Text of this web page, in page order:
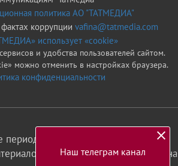
политика АО "ТАТМЕДИА"
коррупции vafina@tatmedia.com
использует «cookie»
и удобства пользователей сайтом.
можно отменить в настройках браузера.
конфиденциальности
издание «Татарстан»
или их фрагментов ссылка на
Наш телеграм канал